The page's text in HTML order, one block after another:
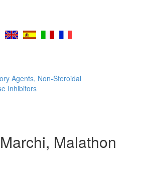
Agents, Non-Steroidal
Inhibitors
Malathon